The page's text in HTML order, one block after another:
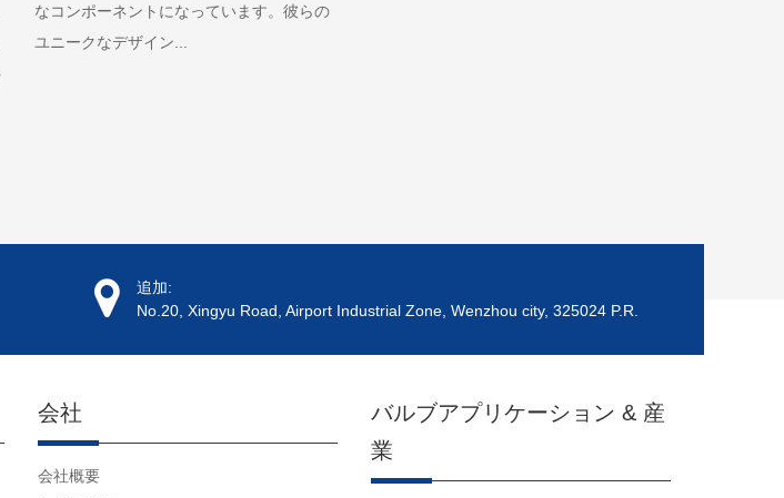
なコンポーネントになっています。彼らの
ユニークなデザイン...
追加:
No.20, Xingyu Road, Airport Industrial Zone, Wenzhou city, 325024 P.R.
会社
会社概要
バルブアプリケーション & 産
業